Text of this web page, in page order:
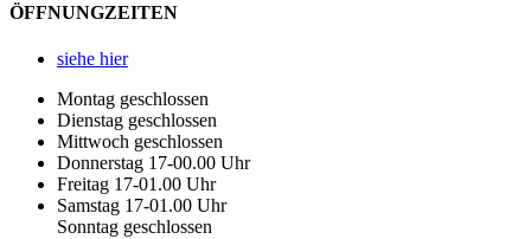
ÖFFNUNGZEITEN
siehe hier
Montag geschlossen
Dienstag geschlossen
Mittwoch geschlossen
Donnerstag 17-00.00 Uhr
Freitag 17-01.00 Uhr
Samstag 17-01.00 Uhr
Sonntag geschlossen